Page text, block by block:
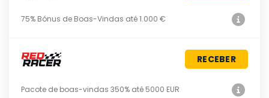
75% Bónus de Boas-Vindas até 1.000 €
RECEBER
Pacote de boas-vindas 350% até 5000 EUR